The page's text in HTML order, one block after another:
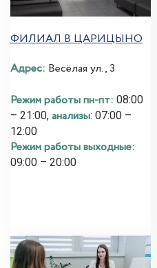
ФИЛИАЛ В ЦАРИЦЫНО
Адрес: Весёлая ул., 3
Режим работы пн-пт: 08:00
– 21:00, анализы: 07:00 –
12:00
Режим работы выходные:
09:00 – 20:00